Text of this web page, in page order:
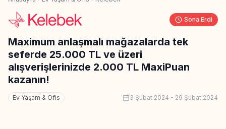
Sona Erdi
Maximum anlaşmalı mağazalarda tek
seferde 25.000 TL ve üzeri
alışverişlerinizde 2.000 TL MaxiPuan
kazanın!
Ev Yaşam & Ofis 3 Şubat 2024 - 29 Şubat 2024